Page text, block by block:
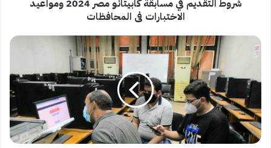
المحافظات
شروط التقديم في مسابقة كابيتانو مصر 2024 ومواعيد
الاختبارات فى المحافظات
كيفية
التسجيل
القدرات
للدبلومات
الفنية